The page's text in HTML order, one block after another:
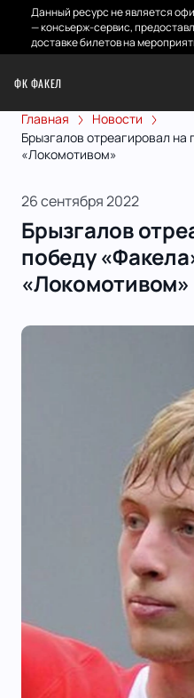
Данный ресурс не является
— консьерж-сервис,
доставке билетов на
ФК ФАКЕЛ
Главная
Новости
Брызгалов отреагировал на
«Локомотивом»
26 сентября 2022
Брызгалов
победу
«Локомотивом»